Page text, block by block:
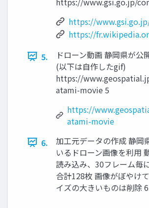
https://
https://
5.
ドローン動画 静岡県が公
(以下は自作したgif)
https://
atami-movie 5
https://
atami-movie
6.
加工元データの作成 静岡
いるドローン画像を利用
読み込み、30フレーム毎
合計128枚 画像がぼやけ
イズの大きいものは削除 6